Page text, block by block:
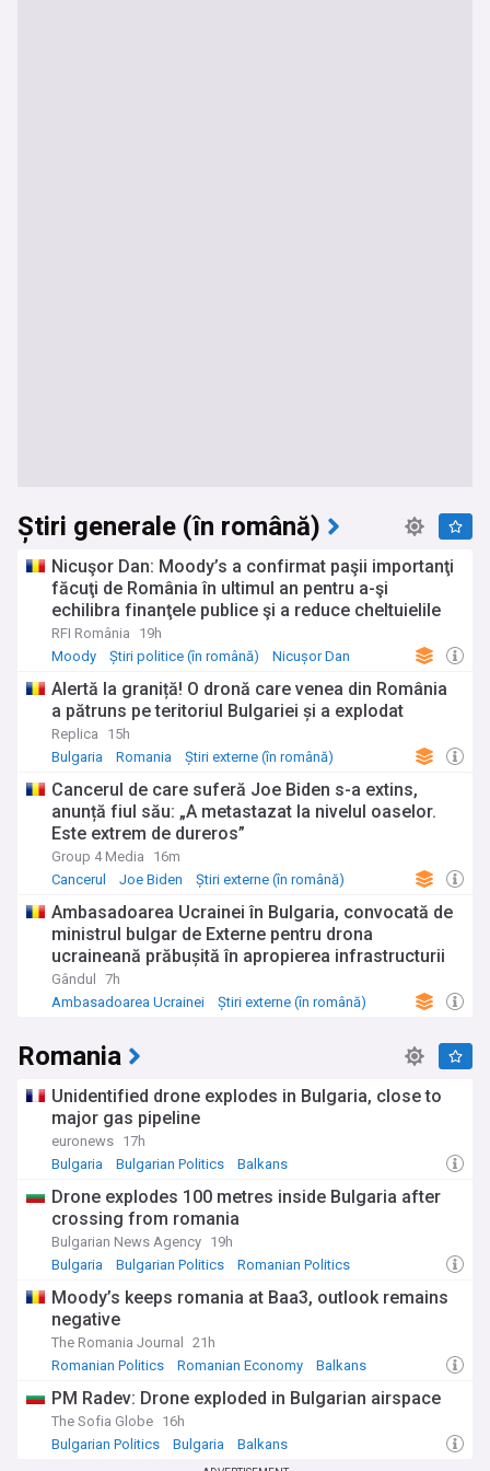
Știri generale (în română)
Nicuşor Dan: Moody’s a confirmat paşii importanţi
făcuţi de România în ultimul an pentru a-şi
echilibra finanţele publice şi a reduce cheltuielile
RFI România
19h
Moody
Știri politice (în română) Nicușor Dan
Alertă la graniță! O dronă care venea din România
a pătruns pe teritoriul Bulgariei și a explodat
Replica
15h
Bulgaria
Romania Știri externe (în română)
Cancerul de care suferă Joe Biden s-a extins,
anunță fiul său: „A metastazat la nivelul oaselor.
Este extrem de dureros”
Group 4 Media
16m
Cancerul
Joe Biden Știri externe (în română)
Ambasadoarea Ucrainei în Bulgaria, convocată de
ministrul bulgar de Externe pentru drona
ucraineană prăbușită în apropierea infrastructurii
critice
Gândul
7h
Ambasadoarea Ucrainei
Știri externe (în română)
Romania
Unidentified drone explodes in Bulgaria, close to
major gas pipeline
euronews 17h
Bulgaria
Bulgarian Politics Balkans
Drone explodes 100 metres inside Bulgaria after
crossing from romania
Bulgarian News Agency 19h
Bulgaria
Bulgarian Politics Romanian Politics
Moody’s keeps romania at Baa3, outlook remains
negative
The Romania Journal
21h
Romanian Politics
Romanian Economy Balkans
PM Radev: Drone exploded in Bulgarian airspace
The Sofia Globe 16h
Bulgarian Politics
Bulgaria Balkans